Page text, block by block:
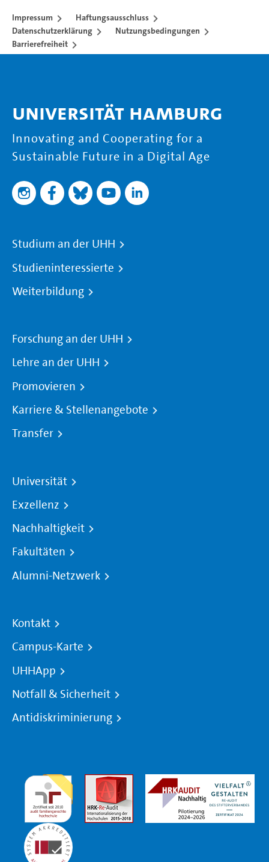
Impressum
Haftungsausschluss
Datenschutzerklärung
Nutzungsbedingungen
Barrierefreiheit
Universität Hamburg
Innovating and Cooperating for a
Sustainable Future in a Digital Age
Studium an der UHH
Studieninteressierte
Weiterbildung
Forschung an der UHH
Lehre an der UHH
Promovieren
Karriere & Stellenangebote
Transfer
Universität
Exzellenz
Nachhaltigkeit
Fakultäten
Alumni-Netzwerk
Kontakt
Campus-Karte
UHHApp
Notfall & Sicherheit
Antidiskriminierung